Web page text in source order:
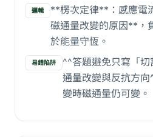
邏輯
**楞次定律**：感應電
磁通量改變的原因**，
於能量守恆。
易錯陷阱
^^答題避免只寫「
通量改變與反抗方
變時磁通量仍可變。